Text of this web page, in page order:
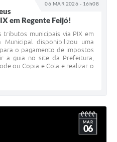
06 MAR 2026 - 16h08
em Regente Feijó!
tributos municipais via PIX em
Municipal disponibilizou uma
o pagamento de impostos
a guia no site da Prefeitura,
ou Copia e Cola e realizar o
MAR
06